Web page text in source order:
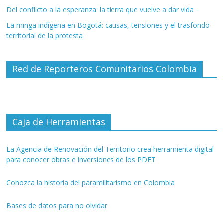
Del conflicto a la esperanza: la tierra que vuelve a dar vida
La minga indígena en Bogotá: causas, tensiones y el trasfondo
territorial de la protesta
Red de Reporteros Comunitarios Colombia
Caja de Herramientas
La Agencia de Renovación del Territorio crea herramienta digital
para conocer obras e inversiones de los PDET
Conozca la historia del paramilitarismo en Colombia
Bases de datos para no olvidar